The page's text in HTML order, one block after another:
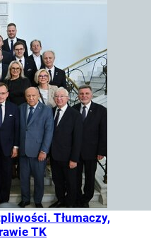
Tłumaczy,
TK